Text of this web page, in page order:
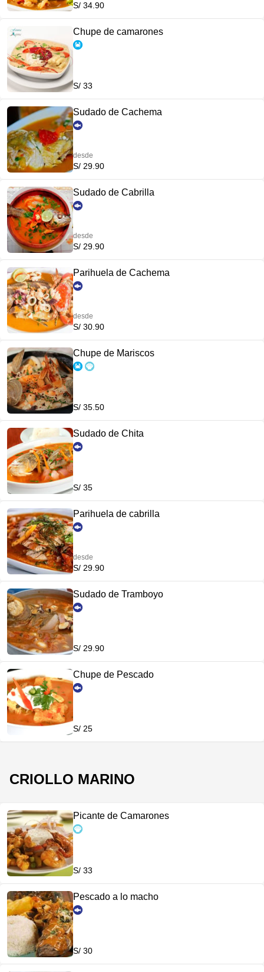
S/ 34.90
Chupe de camarones
S/ 33
Sudado de Cachema
desde
S/ 29.90
Sudado de Cabrilla
desde
S/ 29.90
Parihuela de Cachema
desde
S/ 30.90
Chupe de Mariscos
S/ 35.50
Sudado de Chita
S/ 35
Parihuela de cabrilla
desde
S/ 29.90
Sudado de Tramboyo
S/ 29.90
Chupe de Pescado
S/ 25
CRIOLLO MARINO
Picante de Camarones
S/ 33
Pescado a lo macho
S/ 30